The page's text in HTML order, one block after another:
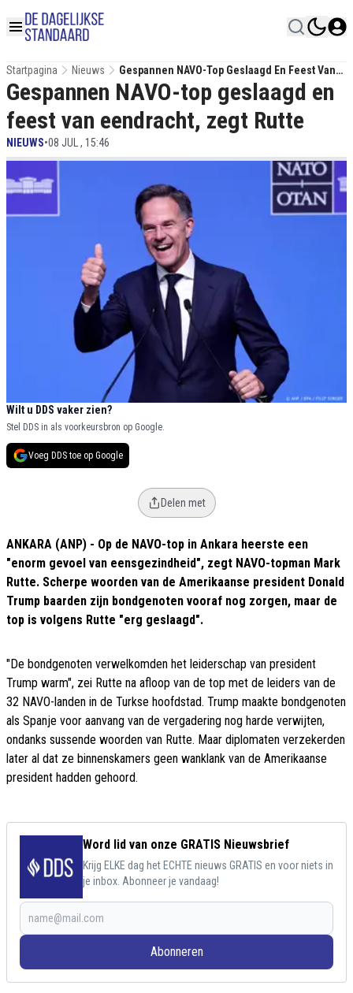
Startpagina Nieuws
Gespannen NAVO-Top Geslaagd En Feest Van
Eendracht, Zegt Rutte
Gespannen NAVO-top geslaagd en
feest van eendracht, zegt Rutte
NIEUWS•08 JUL , 15:46
Wilt u DDS vaker zien?
Stel DDS in als voorkeursbron op Google.
Voeg DDS toe op Google
Delen met
ANKARA (ANP) - Op de NAVO-top in Ankara heerste een
"enorm gevoel van eensgezindheid", zegt NAVO-topman Mark
Rutte. Scherpe woorden van de Amerikaanse president Donald
Trump baarden zijn bondgenoten vooraf nog zorgen, maar de
top is volgens Rutte "erg geslaagd".
"De bondgenoten verwelkomden het leiderschap van president
Trump warm", zei Rutte na afloop van de top met de leiders van de
32 NAVO-landen in de Turkse hoofdstad. Trump maakte bondgenoten
als Spanje voor aanvang van de vergadering nog harde verwijten,
ondanks sussende woorden van Rutte. Maar diplomaten verzekerden
later al dat ze binnenskamers geen wanklank van de Amerikaanse
president hadden gehoord.
Word lid van onze GRATIS Nieuwsbrief
Krijg ELKE dag het ECHTE nieuws GRATIS en voor niets in
je inbox. Abonneer je vandaag!
Abonneren